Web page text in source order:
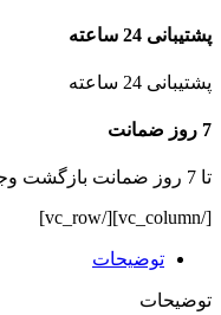
پشتیبانی 24 ساعته
پشتیبانی 24 ساعته
7 روز ضمانت
تا 7 روز ضمانت بازگشت وجه
[/vc_column][/vc_row]
توضیحات
توضیحات